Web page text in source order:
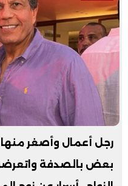
رجل أعمال وأصغر
بعض بالصدفة